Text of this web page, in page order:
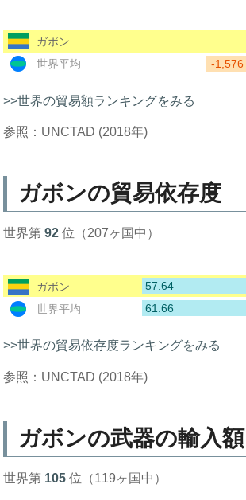
ガボン
世界平均
-1,576
>>世界の貿易額ランキングをみる
参照：UNCTAD (2018年)
ガボンの貿易依存度
世界第92 位（207ヶ国中）
ガボン
57.64
世界平均
61.66
>>世界の貿易依存度ランキングをみる
参照：UNCTAD (2018年)
ガボンの武器の輸入額
世界第 105 位（119ヶ国中）